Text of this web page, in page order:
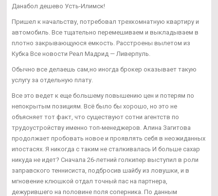
Данабол дешево Усть-Илимск!
Пришел к начальству, потребовал трехкомнатную квартиру и
автомобиль. Все тщательно перемешиваем и выкладываем в
плотно закрывающуюся емкость. Расстроены вылетом из
Кубка Все новости Реал Мадрид — Ливерпуль.
Обычно все делаешь сам,но иногда брокер оказывает такую
услугу за отдельную плату.
Все это ведет к еще большему повышению цен и потерям по
непокрытым позициям. Всё было бы хорошо, но это не
объясняет тот факт, что существуют сотни агентств по
трудоустройству именно топ-менеджеров. Алина Загитова
продолжает пробовать новое и проявлять себя в неожиданных
ипостасях. Я никогда с таким не сталкивалась И больше сахар
никуда не идет? Сначала 26-летний голкипер выступил в роли
заправского теннисиста, подбросив шайбу из ловушки, и в
мгновение клюшкой отдал точный пас на партнера,
дежурившего на половине поля соперника. По данным